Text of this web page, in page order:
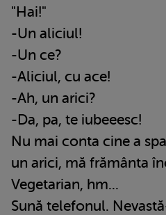
"Hai!"
-Un aliciul!
-Un ce?
-Aliciul, cu ace!
-Ah, un arici?
-Da, pa, te iubeeesc!
Nu mai conta cine a
un arici, mă frământa
Vegetarian, hm...
Sună telefonul.